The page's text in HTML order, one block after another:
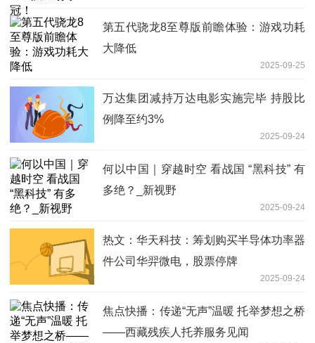
第五代骁龙8至尊版前瞻体验：游戏功耗
大降低
2025-09-25
万达集团减持万达电影实施完毕 持股比
例降至约3%
2025-09-24
何以中国｜穿越时空 看战国 “黑科技” 有
多绝？_新视野
2025-09-24
热文：华天科技：筹划购买半导体功率器
件公司华羿微电，股票停牌
2025-09-24
焦点快播：传递“无声”温暖 托举梦想之桥
——西藏残疾人托养服务见闻